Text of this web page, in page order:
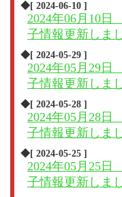
◆[ 2024-06-10 ]
2024年06月10
子情報更新しま
◆[ 2024-05-29 ]
2024年05月29
子情報更新しま
◆[ 2024-05-28 ]
2024年05月28
子情報更新しま
◆[ 2024-05-25 ]
2024年05月25
子情報更新しま